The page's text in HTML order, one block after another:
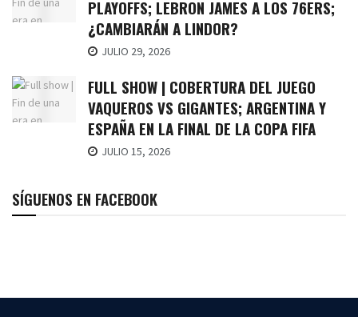
PLAYOFFS; LEBRON JAMES A LOS 76ERS;
¿CAMBIARÁN A LINDOR?
JULIO 29, 2026
FULL SHOW | COBERTURA DEL JUEGO
VAQUEROS VS GIGANTES; ARGENTINA Y
ESPAÑA EN LA FINAL DE LA COPA FIFA
JULIO 15, 2026
SÍGUENOS EN FACEBOOK